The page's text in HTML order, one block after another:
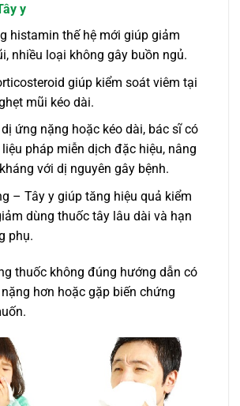
y
histamin thế hệ mới giúp giảm
nhiều loại không gây buồn ngủ.
giúp kiểm soát viêm tại
mũi kéo dài.
ứng nặng hoặc kéo dài, bác sĩ có
pháp miễn dịch đặc hiệu, nâng
với dị nguyên gây bệnh.
– Tây y giúp tăng hiệu quả kiểm
dùng thuốc tây lâu dài và hạn
phụ.
thuốc không đúng hướng dẫn có
hơn hoặc gặp biến chứng